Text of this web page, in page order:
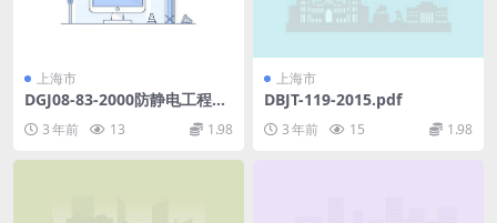
上海市
DGJ08-83-2000防静电工程技
3 年前 13 1.98
上海市
DBJT-119-2015.pdf
3 年前 15 1.98